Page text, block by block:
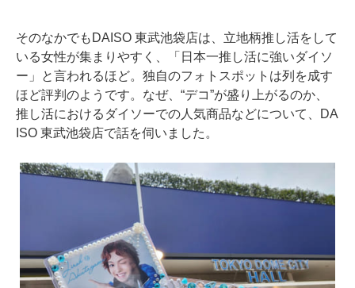
そのなかでもDAISO 東武池袋店は、立地柄推し活をして
いる女性が集まりやすく、「日本一推し活に強いダイソ
ー」と言われるほど。独自のフォトスポットは列を成す
ほど評判のようです。なぜ、“デコ”が盛り上がるのか、
推し活におけるダイソーでの人気商品などについて、DA
ISO 東武池袋店で話を伺いました。